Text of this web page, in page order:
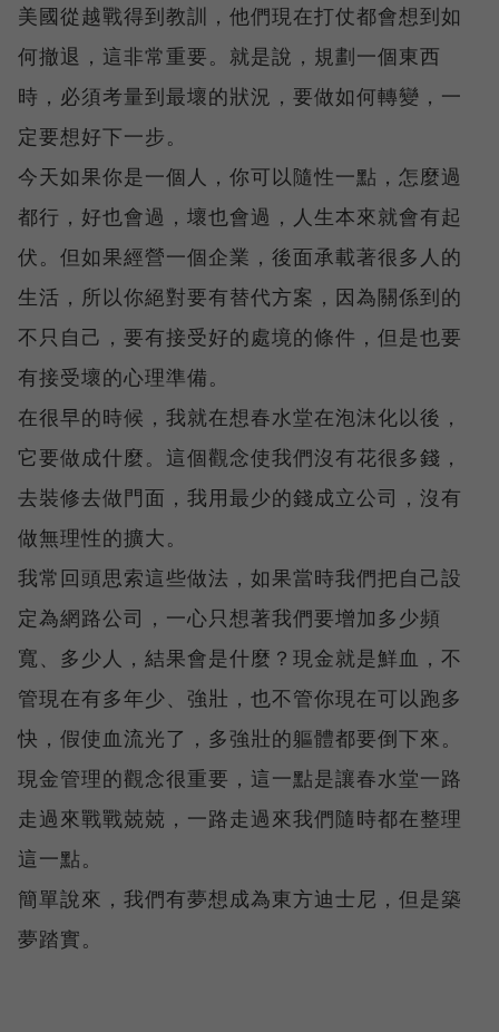
美國從越戰得到教訓，他們現在打仗都會想到如
何撤退，這非常重要。就是說，規劃一個東西
時，必須考量到最壞的狀況，要做如何轉變，一
定要想好下一步。
今天如果你是一個人，你可以隨性一點，怎麼過
都行，好也會過，壞也會過，人生本來就會有起
伏。但如果經營一個企業，後面承載著很多人的
生活，所以你絕對要有替代方案，因為關係到的
不只自己，要有接受好的處境的條件，但是也要
有接受壞的心理準備。
在很早的時候，我就在想春水堂在泡沫化以後，
它要做成什麼。這個觀念使我們沒有花很多錢，
去裝修去做門面，我用最少的錢成立公司，沒有
做無理性的擴大。
我常回頭思索這些做法，如果當時我們把自己設
定為網路公司，一心只想著我們要增加多少頻
寬、多少人，結果會是什麼？現金就是鮮血，不
管現在有多年少、強壯，也不管你現在可以跑多
快，假使血流光了，多強壯的軀體都要倒下來。
現金管理的觀念很重要，這一點是讓春水堂一路
走過來戰戰兢兢，一路走過來我們隨時都在整理
這一點。
簡單說來，我們有夢想成為東方迪士尼，但是築
夢踏實。